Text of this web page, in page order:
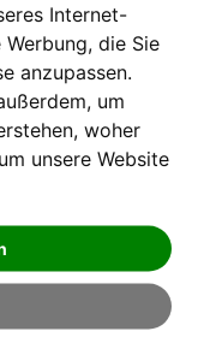
Internet-
die Sie
anzupassen.
um
woher
unsere Website
STELLEN